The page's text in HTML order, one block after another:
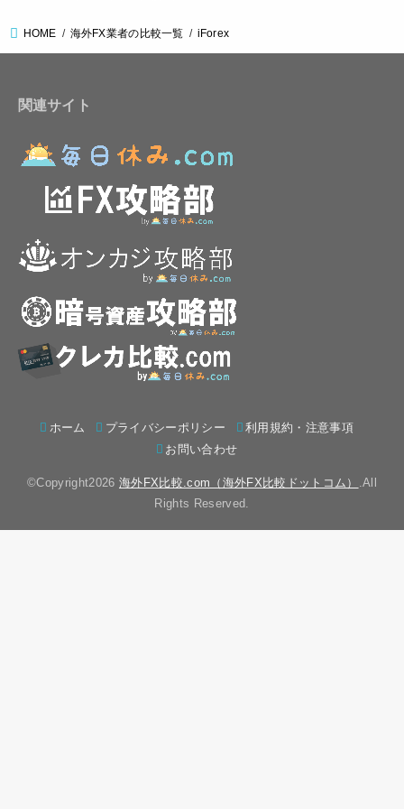
HOME 海外FX業者の比較一覧 iForex
関連サイト
ホーム プライバシーポリシー
利用規約・注意事項
お問い合わせ
©Copyright2026海外FX比較.com（海外FX比較ドットコム） .All
Rights Reserved.